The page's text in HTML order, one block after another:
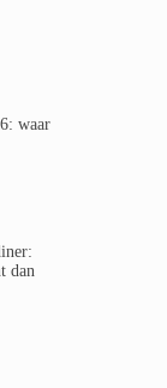
waar
dan